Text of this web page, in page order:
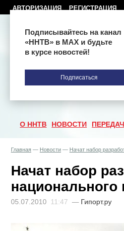
АВТОРИЗАЦИЯ РЕГИСТРАЦИЯ
О ННТВ НОВОСТИ
Главная — Новости — Начат набор
Начат набор
национального
05.07.2010 11:47 — Гипорт.ру
Подписывайтесь на канал
«ННТВ» в МАХ и будьте
в курсе новостей!
Подписаться